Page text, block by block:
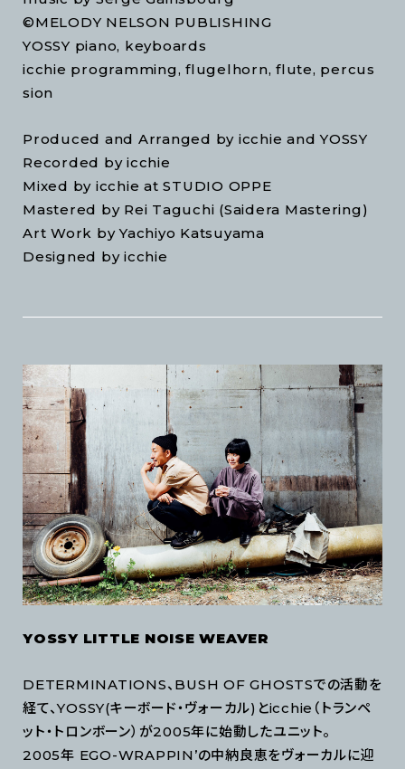
©︎MELODY NELSON PUBLISHING
YOSSY piano, keyboards
icchie programming, flugelhorn, flute, percus
sion
Produced and Arranged by icchie and YOSSY
Recorded by icchie
Mixed by icchie at STUDIO OPPE
Mastered by Rei Taguchi (Saidera Mastering)
Art Work by Yachiyo Katsuyama
Designed by icchie
YOSSY LITTLE NOISE WEAVER
DETERMINATIONS、BUSH OF GHOSTSでの活動を
経て、YOSSY(キーボード・ヴォーカル)とicchie（トランペ
ット・トロンボーン）が2005年に始動したユニット。
2005年 EGO-WRAPPIN’の中納良恵をヴォーカルに迎